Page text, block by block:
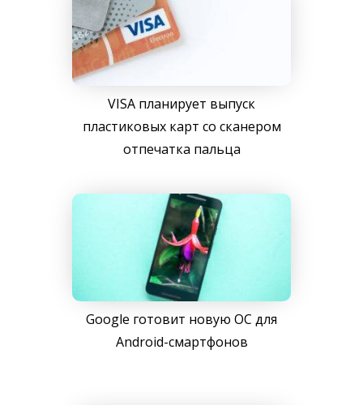
VISA планирует выпуск
пластиковых карт со сканером
отпечатка пальца
Google готовит новую ОС для
Android-смартфонов